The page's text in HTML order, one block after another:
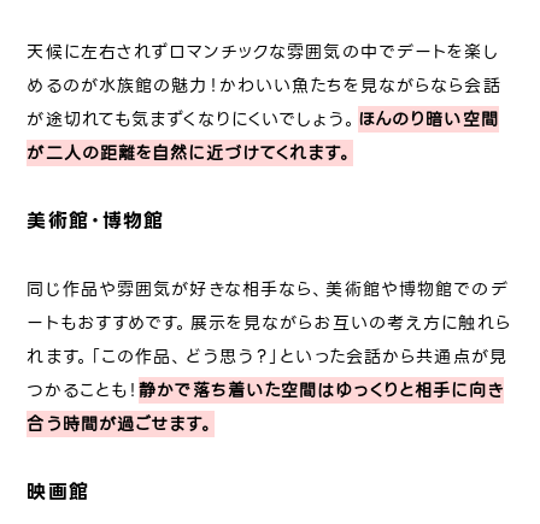
天候に左右されずロマンチックな雰囲気の中でデートを楽し
めるのが水族館の魅力！かわいい魚たちを見ながらなら会話
が途切れても気まずくなりにくいでしょう。 ほんのり暗い空間
が二人の距離を自然に近づけてくれます。
美術館・博物館
同じ作品や雰囲気が好きな相手なら、美術館や博物館でのデ
ートもおすすめです。展示を見ながらお互いの考え方に触れら
れます。「この作品、どう思う？」といった会話から共通点が見
つかることも！静かで落ち着いた空間はゆっくりと相手に向き
合う時間が過ごせます。
映画館